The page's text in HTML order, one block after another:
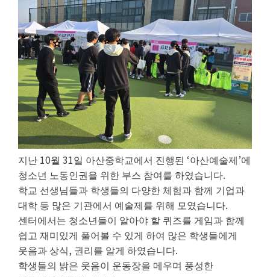
지난 10월 31일 아산중학교에서 진행된 ‘아산예술제 ’에
청소년 노동인권을 위한 부스 참여를 하였습니다.
학교 선생님들과 학생들의 다양한 체험과 함께 기업과
대학 등 많은 기관에서 예술제를 위해 모였습니다.
센터에서는 청소년들이 알아야 할 퀴즈를 게임과 함께
쉽고 재미있게 풀어볼 수 있게 하여 많은 학생들에게
웃음과 상식, 권리를 알게 하였습니다.
학생들의 밝은 웃음이 운동장을 메우며 풍성한